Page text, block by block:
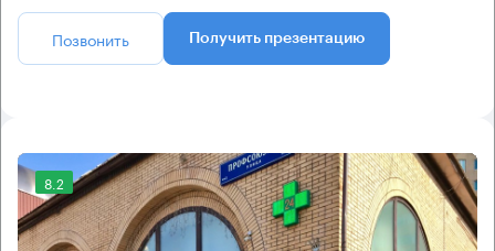
Позвонить Получить презентацию
8.2